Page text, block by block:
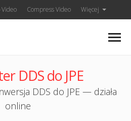
Compress Video Więcej
DDS do JPE
DDS do JPE — działa
online